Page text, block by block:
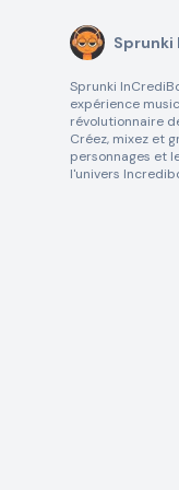
Sprunki
Sprunki
expérience
révolutionnaire
Créez, mixez et
personnages et
l'univers